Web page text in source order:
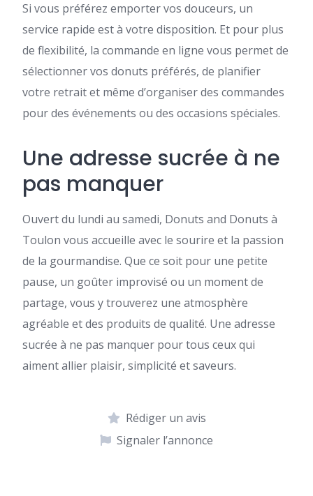
Si vous préférez emporter vos douceurs, un
service rapide est à votre disposition. Et pour plus
de flexibilité, la commande en ligne vous permet de
sélectionner vos donuts préférés, de planifier
votre retrait et même d’organiser des commandes
pour des événements ou des occasions spéciales.
Une adresse sucrée à ne
pas manquer
Ouvert du lundi au samedi, Donuts and Donuts à
Toulon vous accueille avec le sourire et la passion
de la gourmandise. Que ce soit pour une petite
pause, un goûter improvisé ou un moment de
partage, vous y trouverez une atmosphère
agréable et des produits de qualité. Une adresse
sucrée à ne pas manquer pour tous ceux qui
aiment allier plaisir, simplicité et saveurs.
Rédiger un avis
Signaler l’annonce